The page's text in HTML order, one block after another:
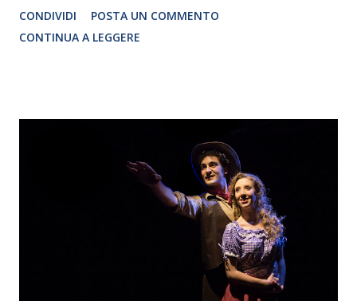
pragmatiche e aumenta la discriminazione tra gli stessi
Teatri, già provati dal lungo periodo di chiusura.
CONDIVIDI
POSTA UN COMMENTO
CONTINUA A LEGGERE